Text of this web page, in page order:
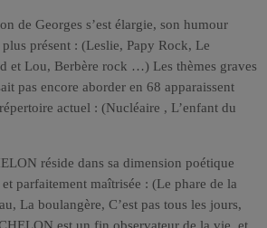
de Georges s’est élargie, son humour
présent : (Leslie, Papy Rock, Le
et Lou, Berbère rock …) Les thèmes graves
pas encore aborder en 68 apparaissent
actuel : (Nucléaire , L’enfant du
réside dans sa dimension poétique
parfaitement maîtrisée : (Le phare de la
La boulangère, C’est pas tous les jours,